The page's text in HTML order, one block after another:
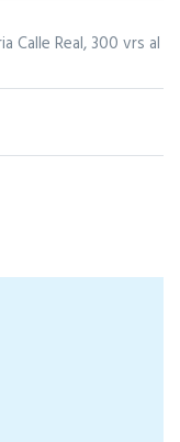
Calle Real, 300 vrs al